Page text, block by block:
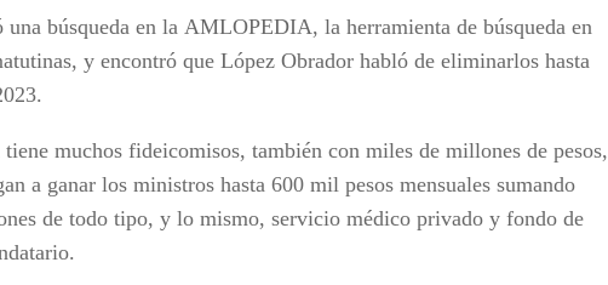
una búsqueda en la AMLOPEDIA, la herramienta de búsqueda en
y encontró que López Obrador habló de eliminarlos hasta
muchos fideicomisos, también con miles de millones de pesos,
a ganar los ministros hasta 600 mil pesos mensuales sumando
de todo tipo, y lo mismo, servicio médico privado y fondo de